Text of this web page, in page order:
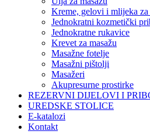
Kreme, gelovi i mlijeka za
Jednokratni kozmetički
Jednokratne rukavice
Krevet za masažu
Masažne fotelje
Masažni pištolji
Masažeri
Akupresurne prostirke
REZERVNI DIJELOVI I
UREDSKE STOLICE
E-katalozi
Kontakt